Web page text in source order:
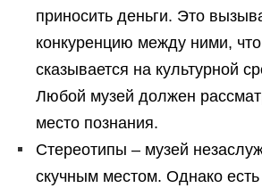
приносить деньги. Это
конкуренцию между ними,
сказывается на культурной
Любой музей должен
место познания.
Стереотипы – музей
скучным местом. Однако